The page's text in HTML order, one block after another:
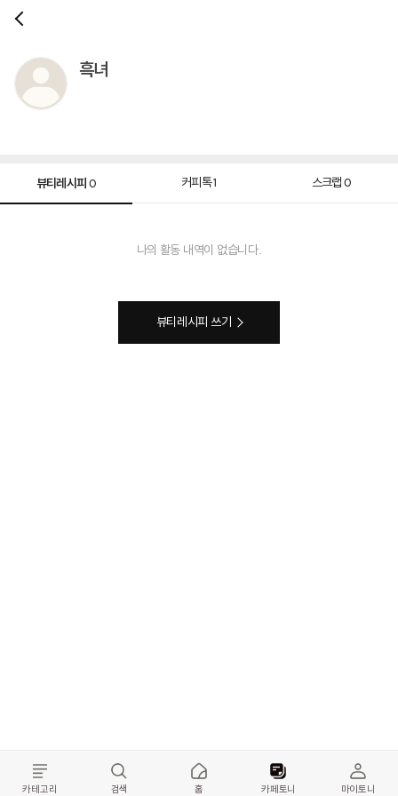
흑녀
뷰티레시피 0 커피톡1 스크랩 0
나의 활동 내역이 없습니다.
뷰티레시피 쓰기
카테고리 검색 홈 카페토니 마이토니